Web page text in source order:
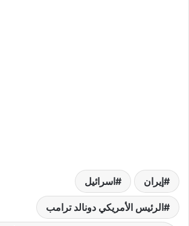
إيران اسرائيل
الرئيس الأمريكي دونالد ترامب